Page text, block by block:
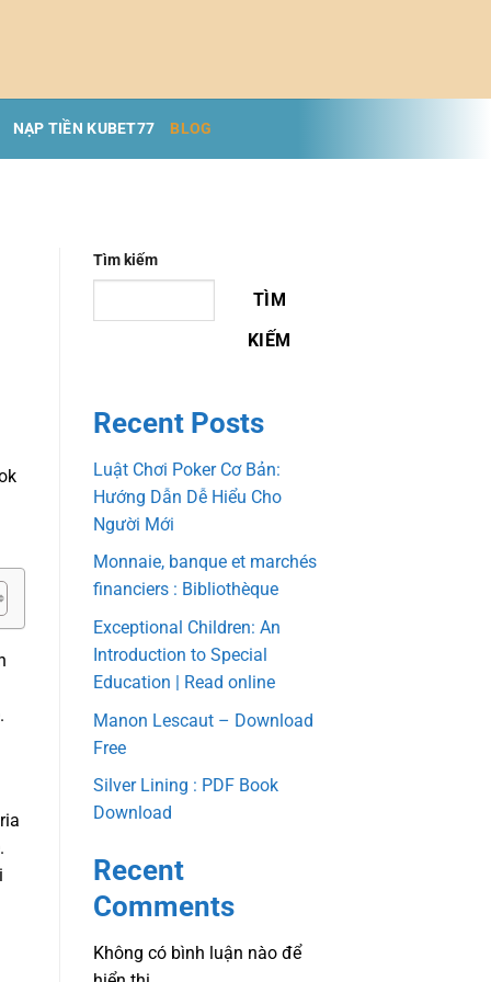
NẠP TIỀN KUBET77 BLOG
Tìm kiếm
TÌM
KIẾM
Recent Posts
Luật Chơi Poker Cơ Bản:
Hướng Dẫn Dễ Hiểu Cho
Người Mới
Monnaie, banque et marchés
financiers : Bibliothèque
Exceptional Children: An
Introduction to Special
Education | Read online
Manon Lescaut – Download
Free
Silver Lining : PDF Book
Download
Recent
Comments
Không có bình luận nào để